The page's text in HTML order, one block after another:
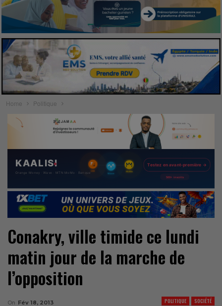
Home Politique
Conakry, ville timide ce lundi
matin jour de la marche de
l’opposition
POLITIQUE SOCIÉTÉ
On Fév 18, 2013